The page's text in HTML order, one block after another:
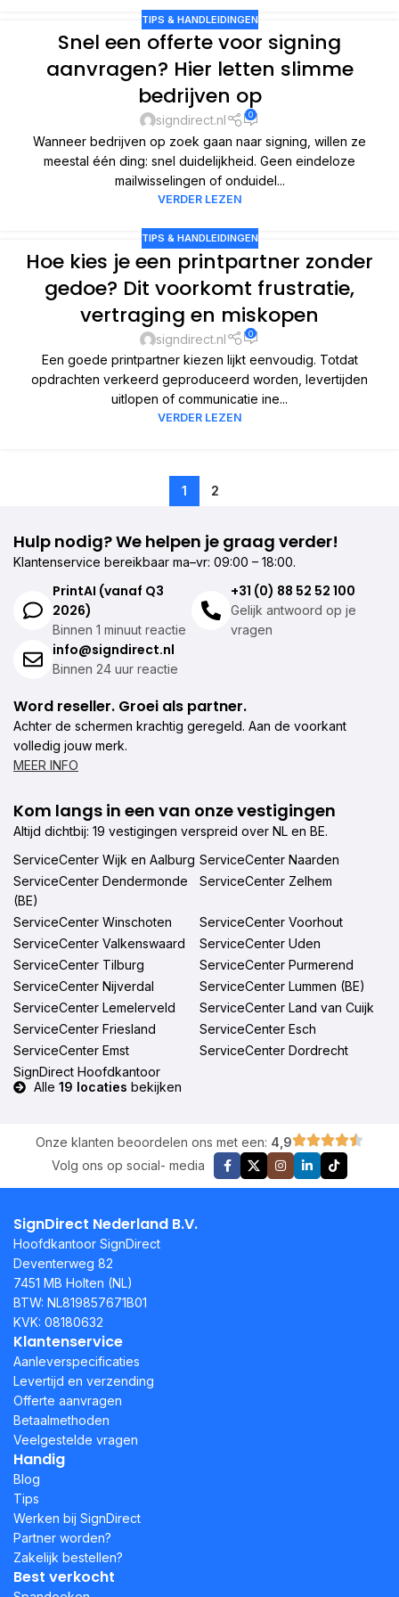
TIPS & HANDLEIDINGEN
Snel een offerte voor signing
aanvragen? Hier letten slimme
bedrijven op
signdirect.nl 0
Wanneer bedrijven op zoek gaan naar signing, willen ze
meestal één ding: snel duidelijkheid. Geen eindeloze
mailwisselingen of onduidel...
VERDER LEZEN
TIPS & HANDLEIDINGEN
Hoe kies je een printpartner zonder
gedoe? Dit voorkomt frustratie,
vertraging en miskopen
signdirect.nl 0
Een goede printpartner kiezen lijkt eenvoudig. Totdat
opdrachten verkeerd geproduceerd worden, levertijden
uitlopen of communicatie ine...
VERDER LEZEN
1 2
Hulp nodig? We helpen je graag verder!
Klantenservice bereikbaar ma–vr: 09:00 – 18:00.
PrintAI (vanaf Q3
2026)
Binnen 1 minuut reactie
+31 (0) 88 52 52 100
Gelijk antwoord op je
vragen
info@signdirect.nl
Binnen 24 uur reactie
Word reseller. Groei als partner.
Achter de schermen krachtig geregeld. Aan de voorkant
volledig jouw merk.
MEER INFO
Kom langs in een van onze vestigingen
Altijd dichtbij: 19 vestigingen verspreid over NL en BE.
ServiceCenter Wijk en Aalburg ServiceCenter Naarden
ServiceCenter Dendermonde
(BE)
ServiceCenter Zelhem
ServiceCenter Winschoten
ServiceCenter Voorhout
ServiceCenter Valkenswaard
ServiceCenter Uden
ServiceCenter Tilburg
ServiceCenter Purmerend
ServiceCenter Nijverdal
ServiceCenter Lummen (BE)
ServiceCenter Lemelerveld
ServiceCenter Land van Cuijk
ServiceCenter Friesland
ServiceCenter Esch
ServiceCenter Emst
ServiceCenter Dordrecht
SignDirect Hoofdkantoor
Alle 19 locaties bekijken
Onze klanten beoordelen ons met een: 4,9
Volg ons op social- media
SignDirect Nederland B.V.
Hoofdkantoor SignDirect
Deventerweg 82
7451 MB Holten (NL)
BTW: NL819857671B01
KVK: 08180632
Klantenservice
Aanleverspecificaties
Levertijd en verzending
Offerte aanvragen
Betaalmethoden
Veelgestelde vragen
Handig
Blog
Tips
Werken bij SignDirect
Partner worden?
Zakelijk bestellen?
Best verkocht